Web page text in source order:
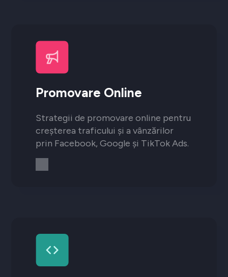
Promovare Online
Strategii de promovare online pentru
creșterea traficului și a vânzărilor
prin Facebook, Google și TikTok Ads.